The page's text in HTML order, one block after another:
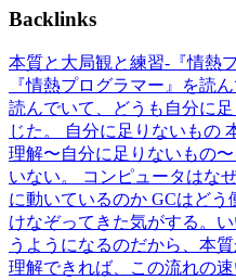
Backlinks
本質と大局観と練習-『情熱
『情熱プログラマー』を読
読んでいて、どうも自分に
じた。 自分に足りないもの
理解〜自分に足りないもの
いない。 コンピュータはな
に動いているのか GCはど
けなぞってきた気がする。
うようになるのだから、本
理解できれば、この流れの